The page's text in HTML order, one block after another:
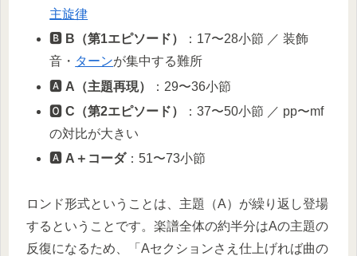
主旋律
🅱️ B（第1エピソード）
：17〜28小節 ／ 装飾
音・ ターンが集中する難所
🅰️ A（主題再現）
：29〜36小節
🅾️C（第2エピソード）
：37〜50小節 ／ pp〜mf
の対比が大きい
🅰️ A＋コーダ：51〜73小節
ロンド形式ということは、主題（A）が繰り返し登場
するということです。楽譜全体の約半分はAの主題の
反復になるため、「Aセクションさえ仕上げれば曲の